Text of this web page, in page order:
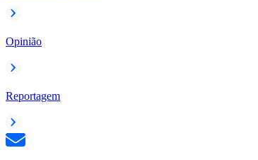
Opinião
Reportagem